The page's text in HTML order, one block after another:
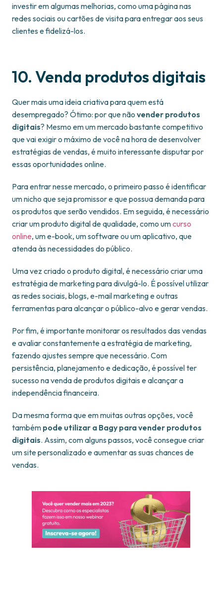
investir em algumas melhorias, como uma página nas
redes sociais ou cartões de visita para entregar aos seus
clientes e fidelizá-los.
10. Venda produtos digitais
Quer mais uma ideia criativa para quem está
desempregado? Ótimo: por que não vender produtos
digitais? Mesmo em um mercado bastante competitivo
que vai exigir o máximo de você na hora de desenvolver
estratégias de vendas, é muito interessante disputar por
essas oportunidades online.
Para entrar nesse mercado, o primeiro passo é identificar
um nicho que seja promissor e que possua demanda para
os produtos que serão vendidos. Em seguida, é necessário
criar um produto digital de qualidade, como umcurso
online, um e-book, um software ou um aplicativo, que
atenda às necessidades do público.
Uma vez criado o produto digital, é necessário criar uma
estratégia de marketing para divulgá-lo. É possível utilizar
as redes sociais, blogs, e-mail marketing e outras
ferramentas para alcançar o público-alvo e gerar vendas.
Por fim, é importante monitorar os resultados das vendas
e avaliar constantemente a estratégia de marketing,
fazendo ajustes sempre que necessário. Com
persistência, planejamento e dedicação, é possível ter
sucesso na venda de produtos digitais e alcançar a
independência financeira.
Da mesma forma que em muitas outras opções, você
também pode utilizar a Bagy para vender produtos
digitais. Assim, com alguns passos, você consegue criar
um site personalizado e aumentar as suas chances de
vendas.